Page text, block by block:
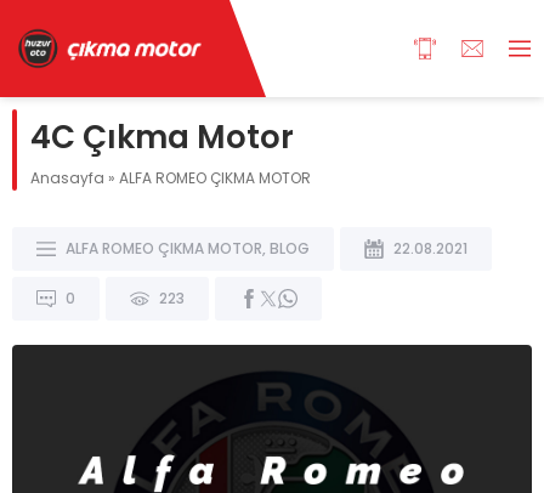
4C Çıkma Motor
Anasayfa » ALFA ROMEO ÇIKMA MOTOR
ALFA ROMEO ÇIKMA MOTOR, BLOG 22.08.2021
0 223